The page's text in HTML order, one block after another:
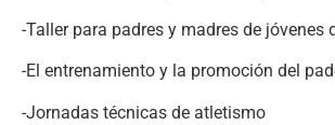
-Taller para padres y madres de jóvenes
-El entrenamiento y la promoción del
-Jornadas técnicas de atletismo